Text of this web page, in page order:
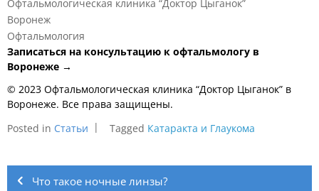
Офтальмологическая клиника “Доктор Цыганок”
Воронеж
Офтальмология
Записаться на консультацию к офтальмологу в
Воронеже →
© 2023 Офтальмологическая клиника “Доктор Цыганок” в
Воронеже. Все права защищены.
Posted in Статьи Tagged Катаракта и Глаукома
Навигация
по
Что такое ночные линзы?